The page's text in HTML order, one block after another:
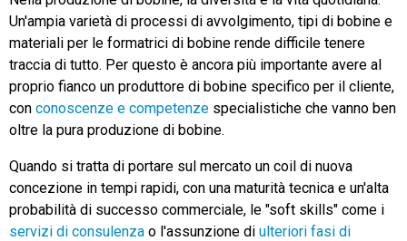
Un'ampia varietà di processi di avvolgimento, tipi di bobine e
materiali per le formatrici di bobine rende difficile tenere
traccia di tutto. Per questo è ancora più importante avere al
proprio fianco un produttore di bobine specifico per il cliente,
con conoscenze e competenze specialistiche che vanno ben
oltre la pura produzione di bobine.
Quando si tratta di portare sul mercato un coil di nuova
concezione in tempi rapidi, con una maturità tecnica e un'alta
probabilità di successo commerciale, le "soft skills" come i
servizi di consulenza o l'assunzione di ulteriori fasi di